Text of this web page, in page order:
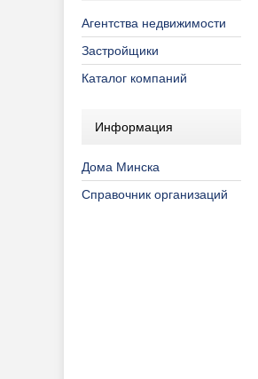
Агентства недвижимости
Застройщики
Каталог компаний
Информация
Дома Минска
Справочник организаций